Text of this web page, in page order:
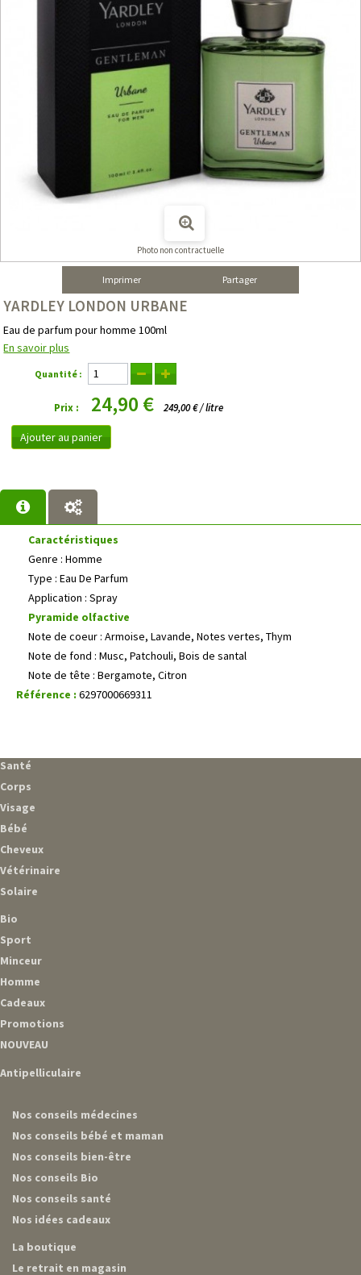
Photo non contractuelle
Imprimer Partager
YARDLEY LONDON URBANE
Eau de parfum pour homme 100ml
En savoir plus
Quantité :
Prix : 24,90 € 249,00 € / litre
Ajouter au panier
Caractéristiques
Genre : Homme
Type : Eau De Parfum
Application : Spray
Pyramide olfactive
Note de coeur : Armoise, Lavande, Notes vertes, Thym
Note de fond : Musc, Patchouli, Bois de santal
Note de tête : Bergamote, Citron
Référence : 6297000669311
Santé
Corps
Visage
Bébé
Cheveux
Vétérinaire
Solaire
Bio
Sport
Minceur
Homme
Cadeaux
Promotions
NOUVEAU
Antipelliculaire
Nos conseils médecines
Nos conseils bébé et maman
Nos conseils bien-être
Nos conseils Bio
Nos conseils santé
Nos idées cadeaux
La boutique
Le retrait en magasin